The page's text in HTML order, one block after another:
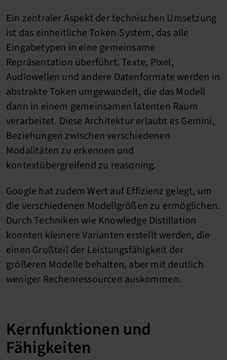
Ein zentraler Aspekt der technischen Umsetzung
ist das einheitliche Token-System, das alle
Eingabetypen in eine gemeinsame
Repräsentation überführt. Texte, Pixel,
Audiowellen und andere Datenformate werden in
abstrakte Token umgewandelt, die das Modell
dann in einem gemeinsamen latenten Raum
verarbeitet. Diese Architektur erlaubt es Gemini,
Beziehungen zwischen verschiedenen
Modalitäten zu erkennen und
kontextübergreifend zu reasoning.
Google hat zudem Wert auf Effizienz gelegt, um
die verschiedenen Modellgrößen zu ermöglichen.
Durch Techniken wie Knowledge Distillation
konnten kleinere Varianten erstellt werden, die
einen Großteil der Leistungsfähigkeit der
größeren Modelle behalten, aber mit deutlich
weniger Rechenressourcen auskommen.
Kernfunktionen und
Fähigkeiten